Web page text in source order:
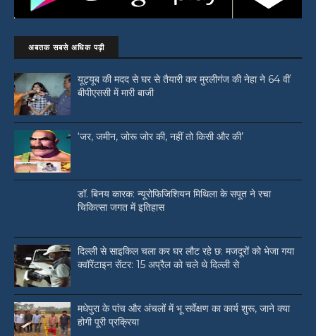
अबतक सबसे अधिक पढ़ी
यूट्यूब की मदद से घर से तैयारी कर मुरलीगंज की नेहा ने 64 वीं
बीपीएससी में मारी बाजी
‘जर, जमीन, जोरू जोर की, नहीं तो किसी और की’
डॉ. बिनय कारक: न्यूरोफिजिशियन मिथिला के सपूत ने रचा
चिकित्सा जगत में इतिहास
दिल्ली से साइकिल चला कर घर लौट रहे छ: मजदूरों को भेजा गया
क्वॉरेंटाइन सेंटर: 15 अप्रैल को चले थे दिल्ली से
मधेपुरा के पांच और अंचलों में भू सर्वेक्षण का कार्य शुरू, जाने क्या
होगी पूरी प्रक्रिया